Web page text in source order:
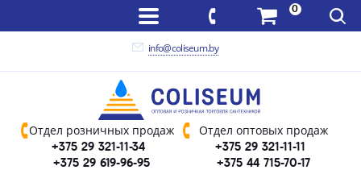
0
info@coliseum.by
Отдел розничных продаж
+375 29 321-11-34
+375 29 619-96-95
Отдел оптовых продаж
+375 29 321-11-11
+375 44 715-70-17